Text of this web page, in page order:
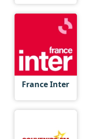
France Inter